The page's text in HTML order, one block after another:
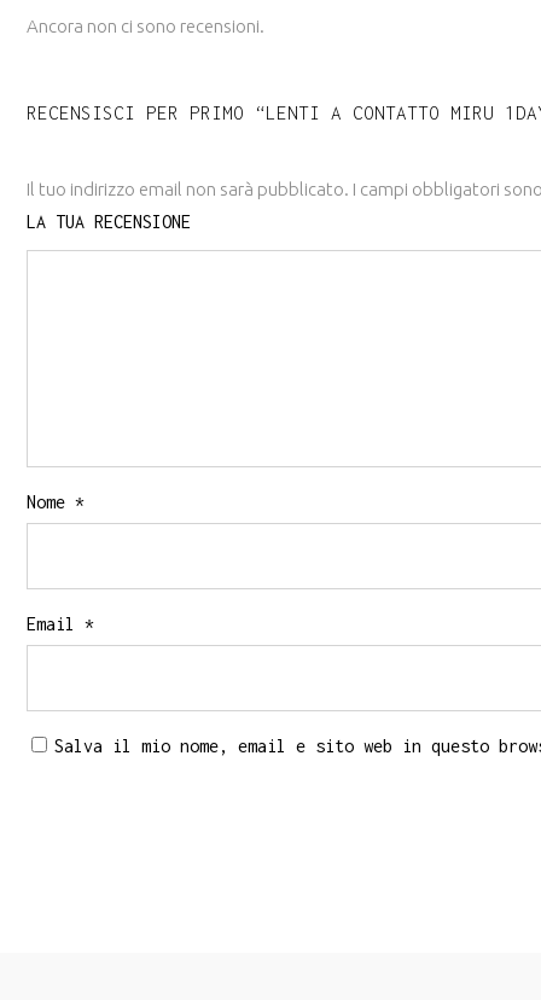
Ancora non ci sono recensioni.
RECENSISCI PER PRIMO “LENTI A CONTATTO MIRU
Il tuo indirizzo email non sarà pubblicato. I campi obbligatori
LA TUA RECENSIONE
Nome *
Email *
Salva il mio nome, email e sito web in questo